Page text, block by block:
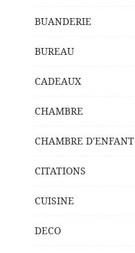
BUANDERIE
BUREAU
CADEAUX
CHAMBRE
CHAMBRE D'ENFANT
CITATIONS
CUISINE
DECO